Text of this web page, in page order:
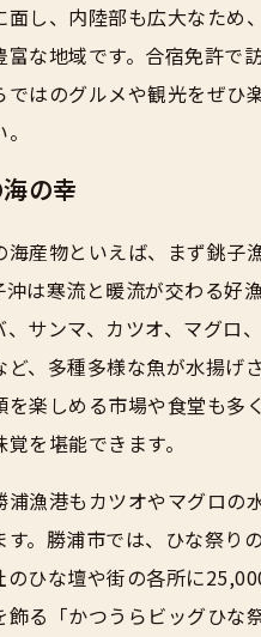
面し、内陸部も広大なため
富な地域です。合宿免許で
ではのグルメや観光をぜひ
の幸
海産物といえば、まず銚子
沖は寒流と暖流が交わる好
、サンマ、カツオ、マグロ、
ど、多種多様な魚が水揚げ
を楽しめる市場や食堂も多
を堪能できます。
浦漁港もカツオやマグロの
す。勝浦市では、ひな祭り
のひな壇や街の各所に
飾る「かつうらビッグひな